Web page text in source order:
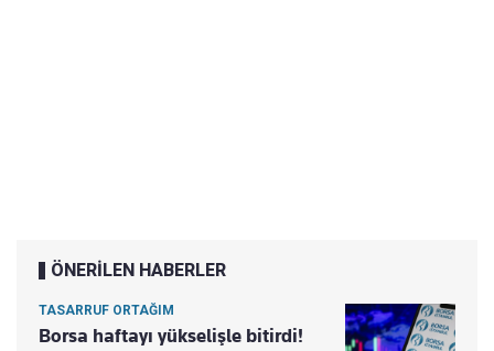
ÖNERİLEN HABERLER
TASARRUF ORTAĞIM
Borsa haftayı yükselişle bitirdi!